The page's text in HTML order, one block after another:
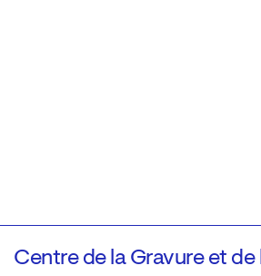
Centre de la Gravure et de